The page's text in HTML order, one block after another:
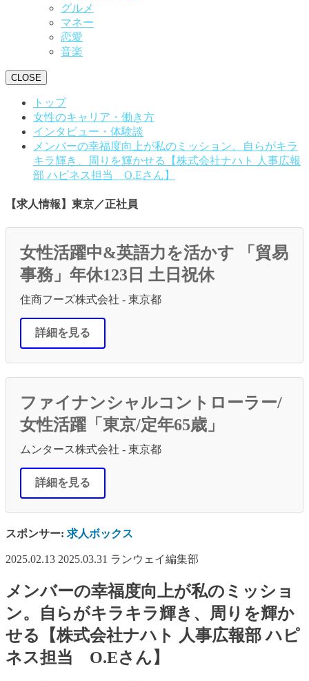
グルメ
マネー
恋愛
音楽
CLOSE
トップ
女性のキャリア・働き方
インタビュー・体験談
メンバーの幸福度向上が私のミッション。自らがキラ
キラ輝き、周りを輝かせる【株式会社ナハト 人事広報
部 ハピネス担当 O.Eさん】
【求人情報】東京／正社員
女性活躍中&英語力を活かす 「貿易
事務」年休123日 土日祝休
住商フーズ株式会社 - 東京都
詳細を見る
ファイナンシャルコントローラー/
女性活躍「東京/定年65歳」
ムンタース株式会社 - 東京都
詳細を見る
スポンサー: 求人ボックス
2025.02.13 2025.03.31 ランウェイ編集部
メンバーの幸福度向上が私のミッショ
ン。自らがキラキラ輝き、周りを輝か
せる【株式会社ナハト 人事広報部 ハピ
ネス担当 O.Eさん】